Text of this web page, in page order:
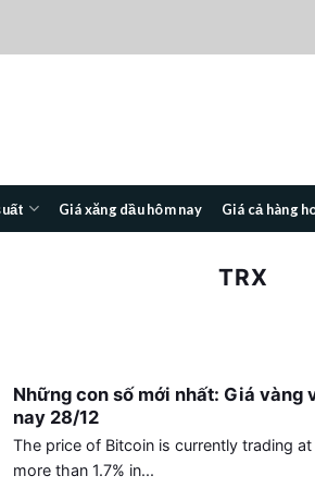
Giá xăng dầu hôm nay Giá cả hàng
TRX
Những con số mới nhất: Giá vàng
nay 28/12
The price of Bitcoin is currently trading
more than 1.7% in...